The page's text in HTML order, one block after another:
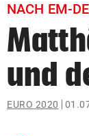
bookmark
search
Suchbegriff
eingeben
NACH EM-
und
EURO 2020